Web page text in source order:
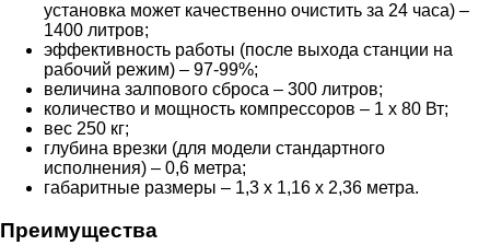
установка может качественно очистить за 24 часа) –
1400 литров;
эффективность работы (после выхода станции на
рабочий режим) – 97-99%;
величина залпового сброса – 300 литров;
количество и мощность компрессоров – 1 x 80 Вт;
вес 250 кг;
глубина врезки (для модели стандартного
исполнения) – 0,6 метра;
габаритные размеры – 1,3 x 1,16 x 2,36 метра.
Преимущества